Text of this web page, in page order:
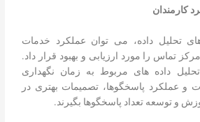
کارمندان
تحلیل داده، می توان عملکرد خدمات
تماس را مورد ارزیابی و بهبود قرار داد.
داده های مربوط به زمان نگهداری
و عملکرد پاسخگوها، تصمیمات بهتری در
و توسعه تعداد پاسخگوها بگیرند.